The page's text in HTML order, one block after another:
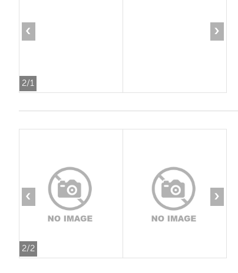
2/1
‹ ›
2/2
‹ ›